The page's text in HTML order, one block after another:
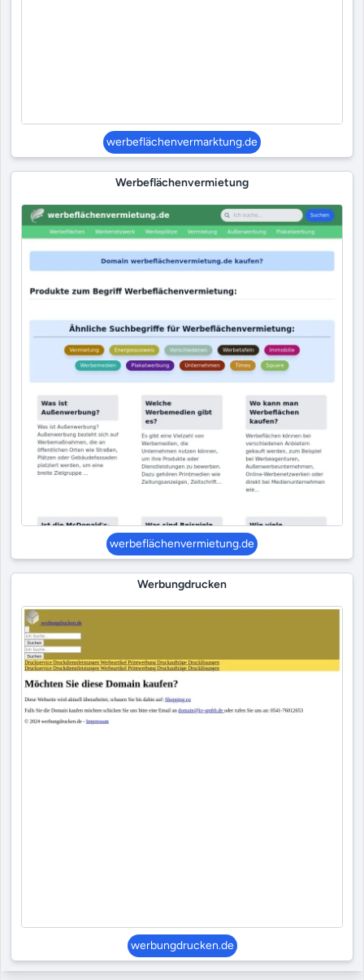
werbeflächenvermarktung.de
Werbeflächenvermietung
werbeflächenvermietung.de
Werbungdrucken
werbungdrucken.de